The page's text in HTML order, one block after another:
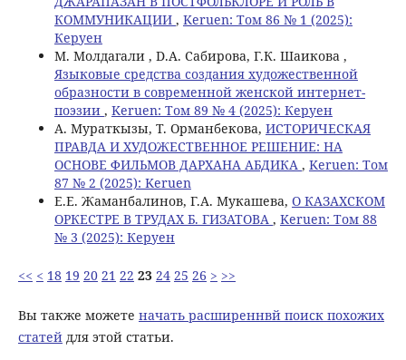
КОММУНИКАЦИИ , Keruen: Том 86 № 1 (2025):
Керуен
М. Молдагали , D.А. Сабирова, Г.К. Шаикова ,
Языковые средства создания художественной
образности в современной женской интернет-
поэзии , Keruen: Том 89 № 4 (2025): Керуен
А. Мураткызы, Т. Орманбекова, ИСТОРИЧЕСКАЯ
ПРАВДА И ХУДОЖЕСТВЕННОЕ РЕШЕНИЕ: НА
ОСНОВЕ ФИЛЬМОВ ДАРХАНА АБДИКА , Keruen: Том
87 № 2 (2025): Keruen
Е.Е. Жаманбалинов, Г.А. Мукашева, О КАЗАХСКОМ
ОРКЕСТРЕ В ТРУДАХ Б. ГИЗАТОВА , Keruen: Том 88
№ 3 (2025): Керуен
<< < 18 19 20 21 22 23 24 25 26 > >>
Вы также можете начать расширеннвй поиск похожих
статейдля этой статьи.